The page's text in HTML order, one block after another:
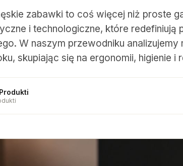
zabawki to coś więcej niż proste
i technologiczne, które redefiniują
W naszym przewodniku
skupiając się na ergonomii, higienie i